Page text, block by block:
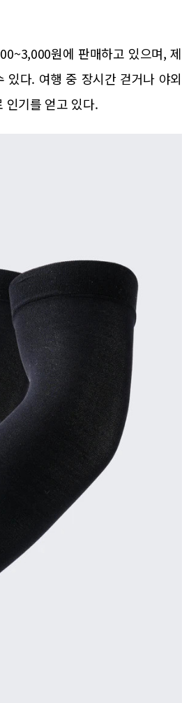
원에 판매하고 있으며, 제
다. 여행 중 장시간 걷거나 야외
인기를 얻고 있다.